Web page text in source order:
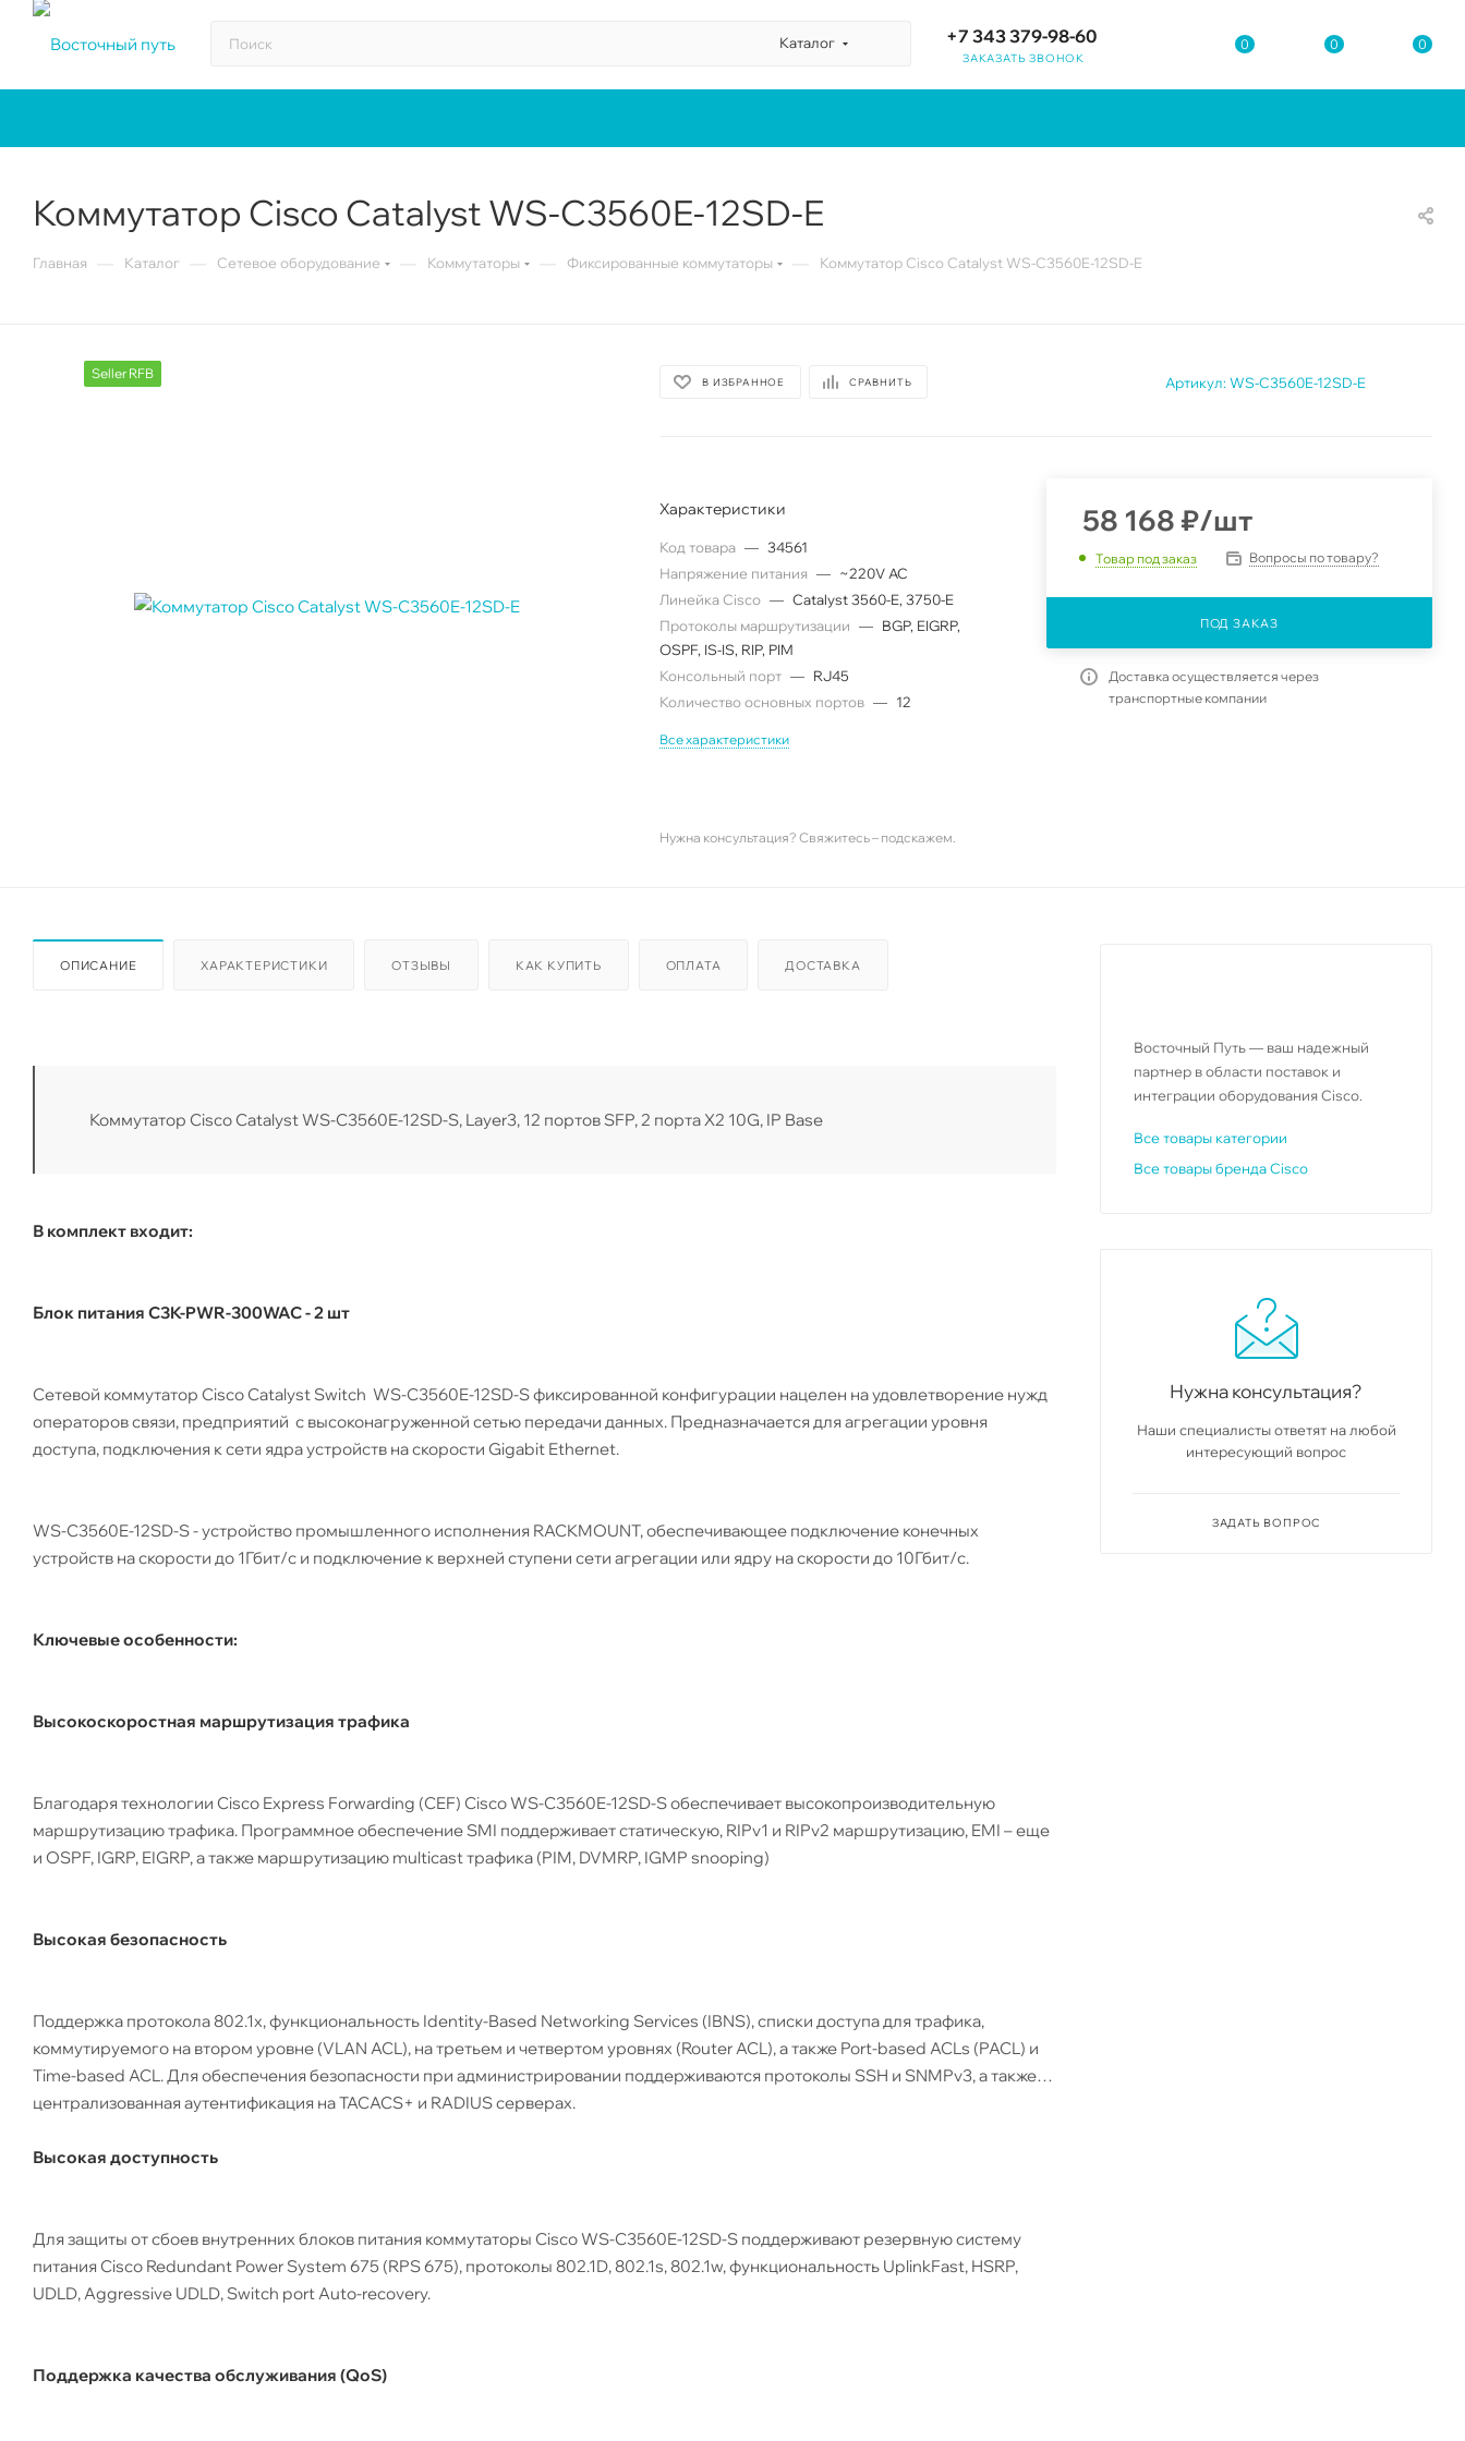
Каталог +7 343 379-98-60
ЗАКАЗАТЬ ЗВОНОК
0 0 0
Коммутатор Cisco Catalyst WS-C3560E-12SD-E
Главная Каталог Сетевое оборудование Коммутаторы Фиксированные коммутаторы Коммутатор Cisco Catalyst WS-C3560E-12SD-E
Seller RFB
В ИЗБРАННОЕ СРАВНИТЬ Артикул: WS-C3560E-12SD-E
Характеристики
Код товара — 34561
Напряжение питания — ~220V AC
Линейка Cisco — Catalyst 3560-E, 3750-E
Протоколы маршрутизации — BGP, EIGRP,
OSPF, IS-IS, RIP, PIM
Консольный порт — RJ45
Количество основных портов — 12
Все характеристики
58 168 ₽/шт
Товар под заказ Вопросы по товару?
ПОД ЗАКАЗ
Доставка осуществляется через
транспортные компании
Нужна консультация? Свяжитесь – подскажем.
ОПИСАНИЕ ХАРАКТЕРИСТИКИ ОТЗЫВЫ КАК КУПИТЬ ОПЛАТА ДОСТАВКА
Коммутатор Cisco Catalyst WS-C3560E-12SD-S, Layer3, 12 портов SFP, 2 порта X2 10G, IP Base
В комплект входит:
Блок питания C3K-PWR-300WAC - 2 шт
Сетевой коммутатор Cisco Catalyst Switch WS-C3560E-12SD-S фиксированной конфигурации нацелен на удовлетворение нужд
операторов связи, предприятий с высоконагруженной сетью передачи данных. Предназначается для агрегации уровня
доступа, подключения к сети ядра устройств на скорости Gigabit Ethernet.
WS-C3560E-12SD-S - устройство промышленного исполнения RACKMOUNT, обеспечивающее подключение конечных
устройств на скорости до 1Гбит/с и подключение к верхней ступени сети агрегации или ядру на скорости до 10Гбит/с.
Ключевые особенности:
Высокоскоростная маршрутизация трафика
Благодаря технологии Cisco Express Forwarding (CEF) Cisco WS-C3560E-12SD-S обеспечивает высокопроизводительную
маршрутизацию трафика. Программное обеспечение SMI поддерживает статическую, RIPv1 и RIPv2 маршрутизацию, EMI – еще
и OSPF, IGRP, EIGRP, а также маршрутизацию multicast трафика (PIM, DVMRP, IGMP snooping)
Высокая безопасность
Поддержка протокола 802.1x, функциональность Identity-Based Networking Services (IBNS), списки доступа для трафика,
коммутируемого на втором уровне (VLAN ACL), на третьем и четвертом уровнях (Router ACL), а также Port-based ACLs (PACL) и
Time-based ACL. Для обеспечения безопасности при администрировании поддерживаются протоколы SSH и SNMPv3, а также
централизованная аутентификация на TACACS+ и RADIUS серверах.
Высокая доступность
Для защиты от сбоев внутренних блоков питания коммутаторы Cisco WS-C3560E-12SD-S поддерживают резервную систему
питания Cisco Redundant Power System 675 (RPS 675), протоколы 802.1D, 802.1s, 802.1w, функциональность UplinkFast, HSRP,
UDLD, Aggressive UDLD, Switch port Auto-recovery.
Поддержка качества обслуживания (QoS)
Восточный Путь — ваш надежный
партнер в области поставок и
интеграции оборудования Cisco.
Все товары категории
Все товары бренда Cisco
Нужна консультация?
Наши специалисты ответят на любой
интересующий вопрос
ЗАДАТЬ ВОПРОС